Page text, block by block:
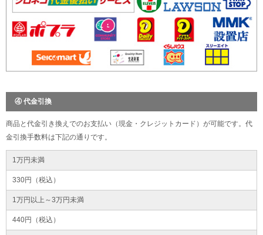
④ 代金引換
商品と代金引き換えでのお支払い（現金・クレジットカード）が可能です。代
金引換手数料は下記の通りです。
1万円未満
330円（税込）
1万円以上～3万円未満
440円（税込）